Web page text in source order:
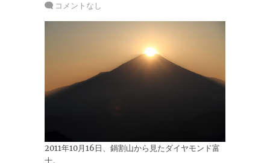
コメントなし
2011年10月16日、鍋割山から見たダイヤモンド富
士。